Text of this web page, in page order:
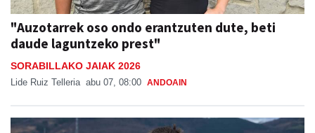
"Auzotarrek oso ondo erantzuten dute, beti
daude laguntzeko prest"
SORABILLAKO JAIAK 2026
Lide Ruiz Telleria abu 07, 08:00 ANDOAIN